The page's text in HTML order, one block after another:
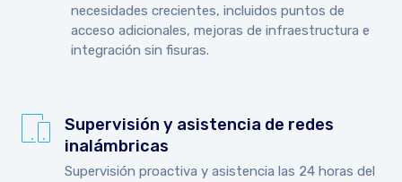
necesidades crecientes, incluidos puntos de
acceso adicionales, mejoras de infraestructura e
integración sin fisuras.
Supervisión y asistencia de redes
inalámbricas
Supervisión proactiva y asistencia las 24 horas del